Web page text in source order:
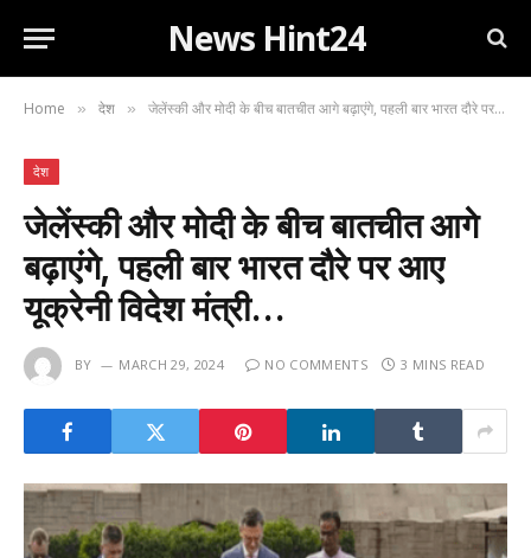
News Hint24
Home » देश » जेलेंस्की और मोदी के बीच बातचीत आगे बढ़ाएंगे, पहली बार भारत दौरे पर आए यूक्रेनी विदेश मंत्री…
देश
जेलेंस्की और मोदी के बीच बातचीत आगे
बढ़ाएंगे, पहली बार भारत दौरे पर आए
यूक्रेनी विदेश मंत्री…
BY MARCH 29, 2024 NO COMMENTS 3 MINS READ